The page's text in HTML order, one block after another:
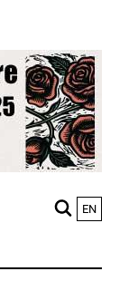
EN